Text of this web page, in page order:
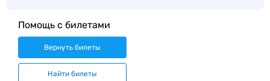
Помощь с билетами
Вернуть билеты
Найти билеты